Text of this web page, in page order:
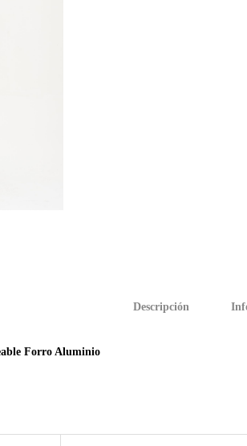
Descripción
Forro Aluminio